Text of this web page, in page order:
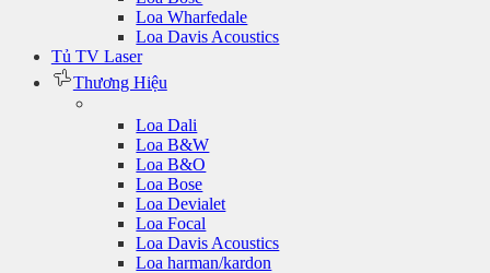
Loa Wharfedale
Loa Davis Acoustics
Tủ TV Laser
Thương Hiệu
Loa Dali
Loa B&W
Loa B&O
Loa Bose
Loa Devialet
Loa Focal
Loa Davis Acoustics
Loa harman/kardon